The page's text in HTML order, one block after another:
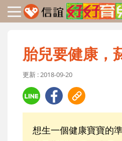
胎兒要健康，
更新 : 2018-09-20
想生一個健康寶寶的